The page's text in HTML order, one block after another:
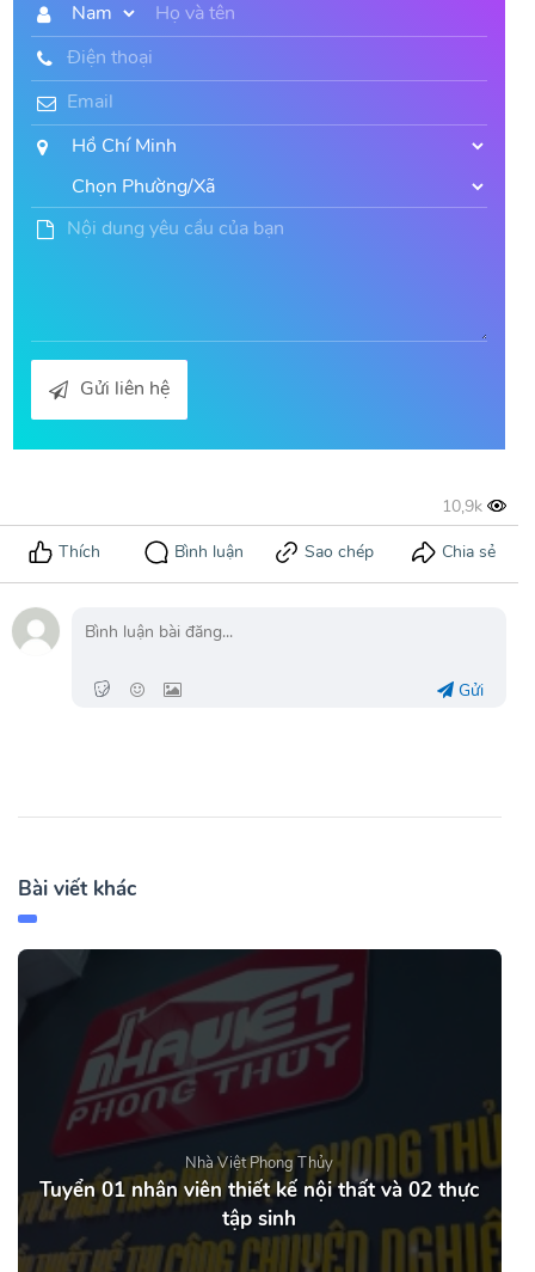
Gửi liên hệ
Gửi
Bài viết khác
Nhà Việt Phong Thủy
Tuyển 01 nhân viên thiết kế nội thất và 02 thực
tập sinh